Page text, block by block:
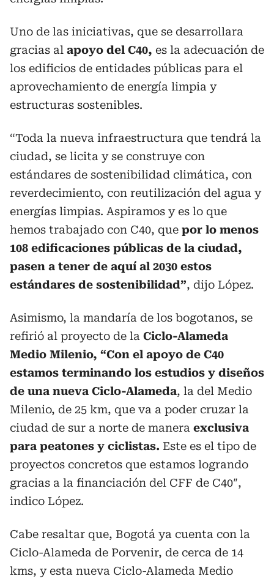
Uno de las iniciativas, que se desarrollara
gracias al apoyo del C40, es la adecuación de
los edificios de entidades públicas para el
aprovechamiento de energía limpia y
estructuras sostenibles.
“Toda la nueva infraestructura que tendrá la
ciudad, se licita y se construye con
estándares de sostenibilidad climática, con
reverdecimiento, con reutilización del agua y
energías limpias. Aspiramos y es lo que
hemos trabajado con C40, que por lo menos
108 edificaciones públicas de la ciudad,
pasen a tener de aquí al 2030 estos
estándares de sostenibilidad”, dijo López.
Asimismo, la mandaría de los bogotanos, se
refirió al proyecto de la Ciclo-Alameda
Medio Milenio, “Con el apoyo de C40
estamos terminando los estudios y diseños
de una nueva Ciclo-Alameda, la del Medio
Milenio, de 25 km, que va a poder cruzar la
ciudad de sur a norte de manera exclusiva
para peatones y ciclistas. Este es el tipo de
proyectos concretos que estamos logrando
gracias a la financiación del CFF de C40″,
indico López.
Cabe resaltar que, Bogotá ya cuenta con la
Ciclo-Alameda de Porvenir, de cerca de 14
kms, y esta nueva Ciclo-Alameda Medio